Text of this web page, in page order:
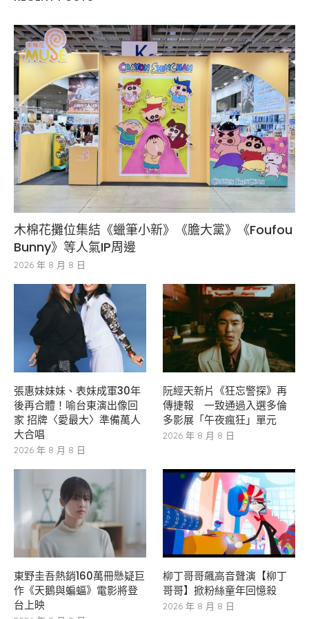
木棉花攤位集結《蠟筆小新》《膽大黨》《Foufou
Bunny》等人氣IP周邊
2026 年 8 月 8 日
張惠妹妹妹、表妹成軍30年
後再合體！喻台東演出像回
家 招牌〈愛最大〉準備萬人
大合唱
2026 年 8 月 8 日
阮經天新片《狂忘警探》再
傳捷報 一致通過入選多倫
多影展「午夜瘋狂」單元
2026 年 8 月 8 日
東野圭吾熱銷160萬冊懸疑巨
作《天鵝與蝙蝠》電影將登
台上映
柳丁哥哥飆高音聲演【柳丁
哥哥】掀粉絲童年回憶殺
2026 年 8 月 8 日